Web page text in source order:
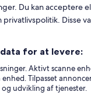
Flyrejser –
Billeje i
Du kan acceptere
Disse
for at levere:
Aktivt scanne
Tilpasset
udvikling af tjenester.